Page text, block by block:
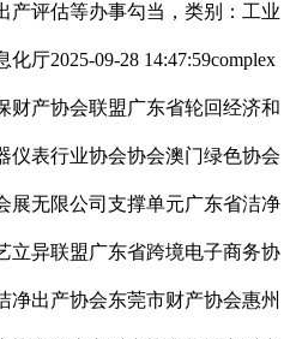
产评估等办事勾当，类别：工业
厅2025-09-28 14:47:59complex
财产协会联盟广东省轮回经济和
仪表行业协会协会澳门绿色协会
展无限公司支撑单元广东省洁净
立异联盟广东省跨境电子商务协
净出产协会东莞市财产协会惠州